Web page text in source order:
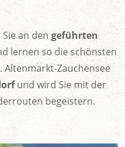
an den geführten
lernen so die schönsten
Altenmarkt-Zauchensee
und wird Sie mit der
begeistern.